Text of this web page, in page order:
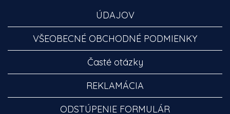
ÚDAJOV
VŠEOBECNÉ OBCHODNÉ PODMIENKY
Časté otázky
REKLAMÁCIA
ODSTÚPENIE FORMULÁR